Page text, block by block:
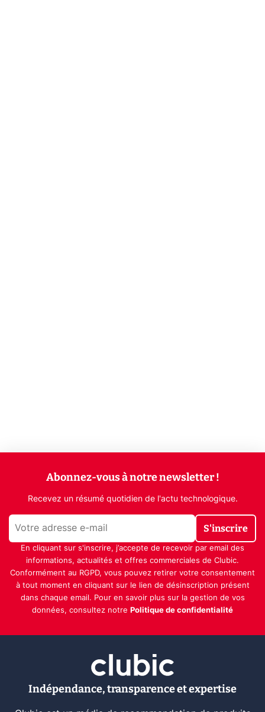
Abonnez-vous à notre newsletter !
Recevez un résumé quotidien de l'actu technologique.
S'inscrire
En cliquant sur s'inscrire, j’accepte de recevoir par email des
informations, actualités et offres commerciales de Clubic.
Conformément au RGPD, vous pouvez retirer votre consentement
à tout moment en cliquant sur le lien de désinscription présent
dans chaque email. Pour en savoir plus sur la gestion de vos
données, consultez notre Politique de confidentialité
Indépendance, transparence et expertise